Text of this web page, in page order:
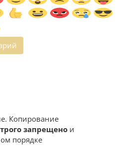
Копирование
запрещено и
порядке